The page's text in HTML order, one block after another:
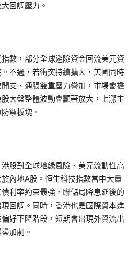
回調壓力。
數，部分全球避險資金回流美元資
不過，若衝突持續擴大，美國同時
支、通脹雙重壓力疊加，市場會擔
大盤整體波動會顯著放大，上漲主
禦板塊。
股對全球地緣風險、美元流動性高
內地A股。恒生科技指數當中大量
利率約束最強，聯儲局降息延後的
回調。同時，香港也是國際資本進
好下降階段，短期會出現外資流出
加劇。